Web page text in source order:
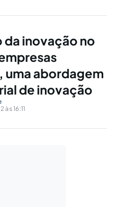
da inovação no
uma abordagem
de inovação
16:11